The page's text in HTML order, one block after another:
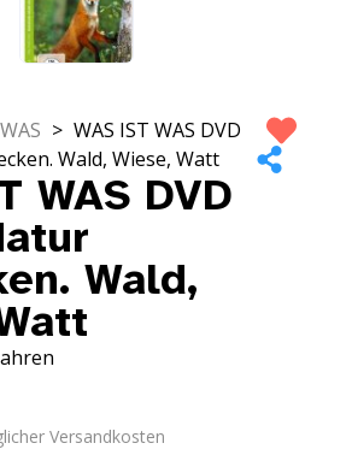
> WAS IST WAS DVD
Wald, Wiese, Watt
WAS DVD
Wald,
Versandkosten